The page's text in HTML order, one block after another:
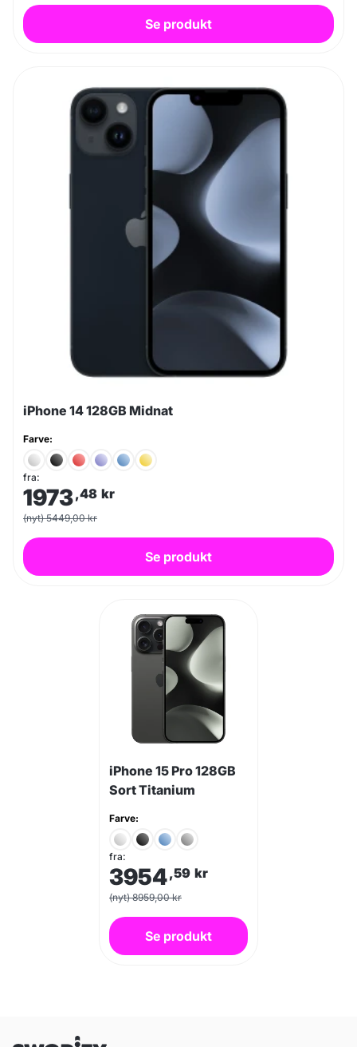
Se produkt
iPhone 14 128GB Midnat
Farve:
fra:
1973,48 kr
(nyt) 5449,00 kr
Se produkt
iPhone 15 Pro 128GB
Sort Titanium
Farve:
fra:
3954,59 kr
(nyt) 8959,00 kr
Se produkt